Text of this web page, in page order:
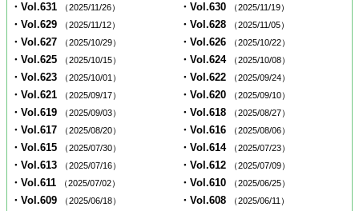
・Vol.631 （2025/11/26） ・Vol.630 （2025/11/19）
・Vol.629 （2025/11/12） ・Vol.628 （2025/11/05）
・Vol.627 （2025/10/29） ・Vol.626 （2025/10/22）
・Vol.625 （2025/10/15） ・Vol.624 （2025/10/08）
・Vol.623 （2025/10/01） ・Vol.622 （2025/09/24）
・Vol.621 （2025/09/17） ・Vol.620 （2025/09/10）
・Vol.619 （2025/09/03） ・Vol.618 （2025/08/27）
・Vol.617 （2025/08/20） ・Vol.616 （2025/08/06）
・Vol.615 （2025/07/30） ・Vol.614 （2025/07/23）
・Vol.613 （2025/07/16） ・Vol.612 （2025/07/09）
・Vol.611 （2025/07/02） ・Vol.610 （2025/06/25）
・Vol.609 （2025/06/18） ・Vol.608 （2025/06/11）